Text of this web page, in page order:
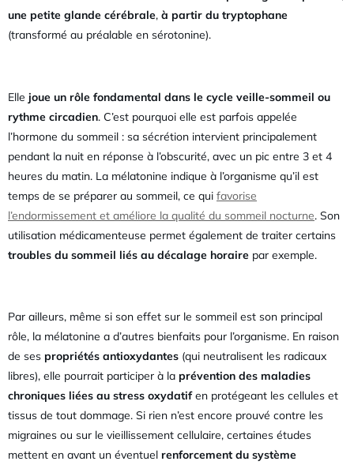
une petite glande cérébrale, à partir du tryptophane
(transformé au préalable en sérotonine).
Elle joue un rôle fondamental dans le cycle veille-sommeil ou
rythme circadien. C’est pourquoi elle est parfois appelée
l’hormone du sommeil : sa sécrétion intervient principalement
pendant la nuit en réponse à l’obscurité, avec un pic entre 3 et 4
heures du matin. La mélatonine indique à l’organisme qu’il est
temps de se préparer au sommeil, ce qui favorise
l’endormissement et améliore la qualité du sommeil nocturne. Son
utilisation médicamenteuse permet également de traiter certains
troubles du sommeil liés au décalage horaire par exemple.
Par ailleurs, même si son effet sur le sommeil est son principal
rôle, la mélatonine a d’autres bienfaits pour l’organisme. En raison
de ses propriétés antioxydantes (qui neutralisent les radicaux
libres), elle pourrait participer à la prévention des maladies
chroniques liées au stress oxydatifen protégeant les cellules et
tissus de tout dommage. Si rien n’est encore prouvé contre les
migraines ou sur le vieillissement cellulaire, certaines études
mettent en avant un éventuel renforcement du système